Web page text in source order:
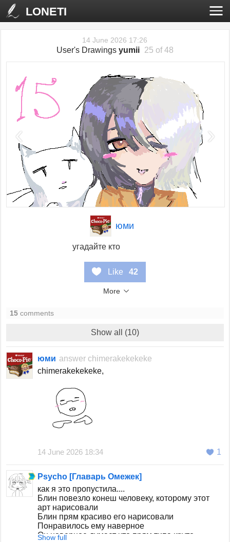
LONETI
14 June 2026 17:26
User's Drawings yumii 25 of 48
‹ ›
юми
угадайте кто
Like 42
More
15 comments
Show all (10)
юми answer chimerakekekeke
chimerakekekeke,
14 June 2026 18:34 1
Psycho [Главарь Омежек]
как я это пропустила....
Блин повезло конеш человеку, которому этот
арт нарисовали
Блин прям красиво его нарисовали
Понравилось ему наверное
Он наверное думает что прям типа круто,
Show full